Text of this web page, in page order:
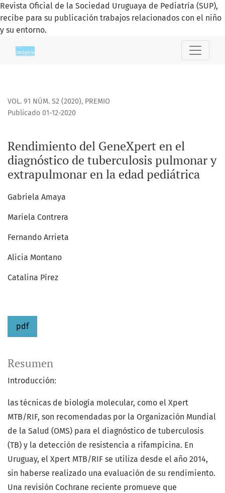
Revista Oficial de la Sociedad Uruguaya de Pediatría (SUP),
recibe para su publicación trabajos relacionados con el niño
y su entorno.
Rendimiento del GeneXpert en el diagnóstico de
VOL. 91 NÚM. S2 (2020), PREMIO
Rendimiento del GeneXpert en el
diagnóstico de tuberculosis pulmonar y
extrapulmonar en la edad pediátrica
Publicado 01-12-2020
Gabriela Amaya
Mariela Contrera
Fernando Arrieta
Alicia Montano
Catalina Pírez
pdf
Resumen
Introducción:
las técnicas de biología molecular, como el Xpert
MTB/RIF, son recomendadas por la Organización Mundial
de la Salud (OMS) para el diagnóstico de tuberculosis
(TB) y la detección de resistencia a rifampicina. En
Uruguay, el Xpert MTB/RIF se utiliza desde el año 2014,
sin haberse realizado una evaluación de su rendimiento.
Una revisión Cochrane reciente promueve que